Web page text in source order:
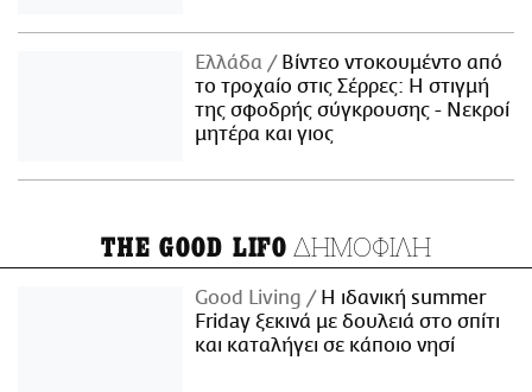
Ελλάδα
Βίντεο ντοκουμέντο από
το τροχαίο στις Σέρρες: Η στιγμή
της σφοδρής σύγκρουσης - Νεκροί
μητέρα και γιος
THE GOOD LIFO ΔΗΜΟΦΙΛΗ
Good Living
Η ιδανική summer
Friday ξεκινά με δουλειά στο σπίτι
και καταλήγει σε κάποιο νησί